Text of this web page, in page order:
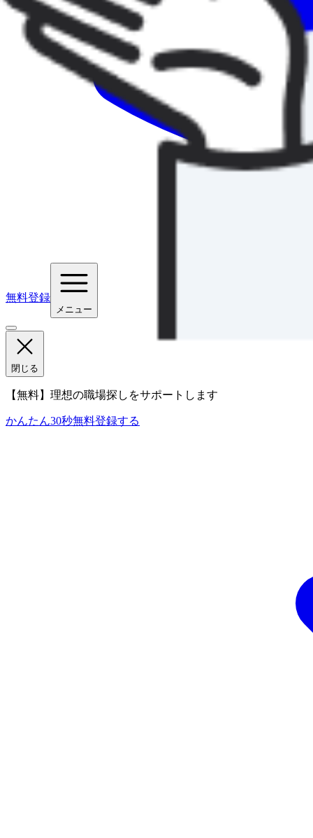
無料登録
メニュー
閉じる
【無料】理想の職場探しをサポートします
かんたん30秒無料登録する